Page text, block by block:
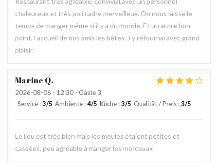
chaleureux et très poli.cadre merveilleux. On nous laisse le
temps de manger même si il y a du monde. Et un autre bon
point, l accueil de nos amis les bêtes. J y retournai avec grand
plaisir.
Marine Q
2026-08-06 - 12:30 - Gäste 3
Service :3/5 Ambiente :4/5 Küche :3/5 Qualität / Preis :3/5
Le lieu est très bien mais les moules étaient petites et
cassées, peu agréable à manger les morceaux